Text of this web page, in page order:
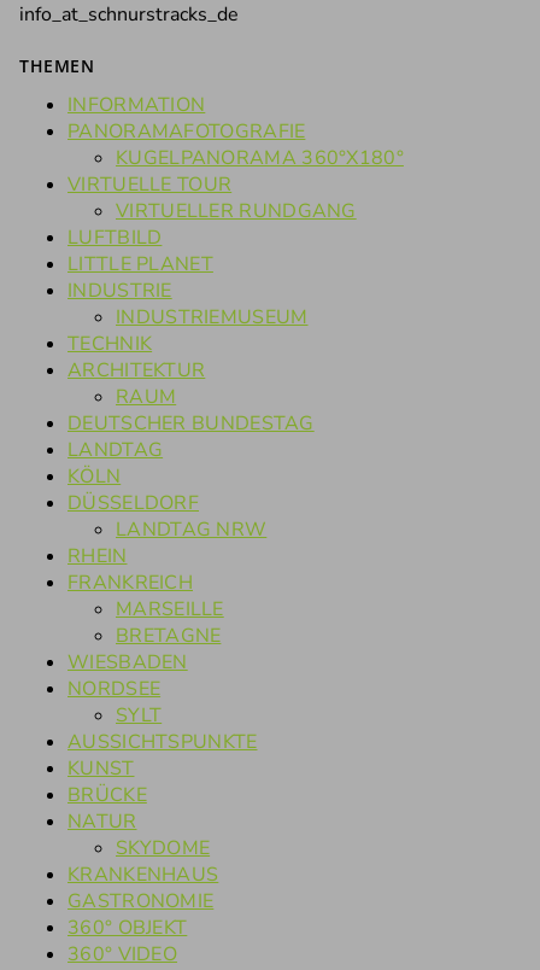
info_at_schnurstracks_de
THEMEN
INFORMATION
PANORAMAFOTOGRAFIE
KUGELPANORAMA 360°X180°
VIRTUELLE TOUR
VIRTUELLER RUNDGANG
LUFTBILD
LITTLE PLANET
INDUSTRIE
INDUSTRIEMUSEUM
TECHNIK
ARCHITEKTUR
RAUM
DEUTSCHER BUNDESTAG
LANDTAG
KÖLN
DÜSSELDORF
LANDTAG NRW
RHEIN
FRANKREICH
MARSEILLE
BRETAGNE
WIESBADEN
NORDSEE
SYLT
AUSSICHTSPUNKTE
KUNST
BRÜCKE
NATUR
SKYDOME
KRANKENHAUS
GASTRONOMIE
360° OBJEKT
360° VIDEO